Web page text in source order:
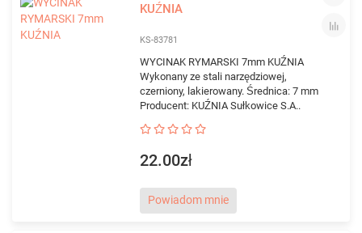
KUŹNIA
KS-83781
WYCINAK RYMARSKI 7mm KUŹNIA
Wykonany ze stali narzędziowej,
czerniony, lakierowany. Średnica: 7 mm
Producent: KUŹNIA Sułkowice S.A..
22.00zł
Powiadom mnie